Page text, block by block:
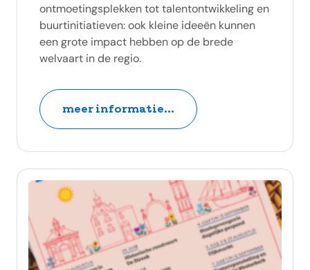
ontmoetingsplekken tot talentontwikkeling en
buurtinitiatieven: ook kleine ideeën kunnen
een grote impact hebben op de brede
welvaart in de regio.
meer informatie...